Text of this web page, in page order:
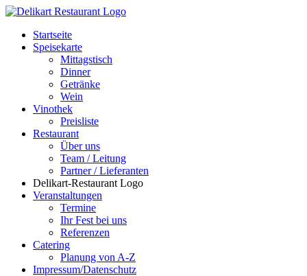
Startseite
Speisekarte
Mittagstisch
Dinner
Getränke
Wein
Vinothek
Preisliste
Restaurant
Über uns
Team / Leitung
Partner / Lieferanten
Delikart-Restaurant Logo
Veranstaltungen
Termine
Ihr Fest bei uns
Referenzen
Catering
Planung von A-Z
Impressum/Datenschutz